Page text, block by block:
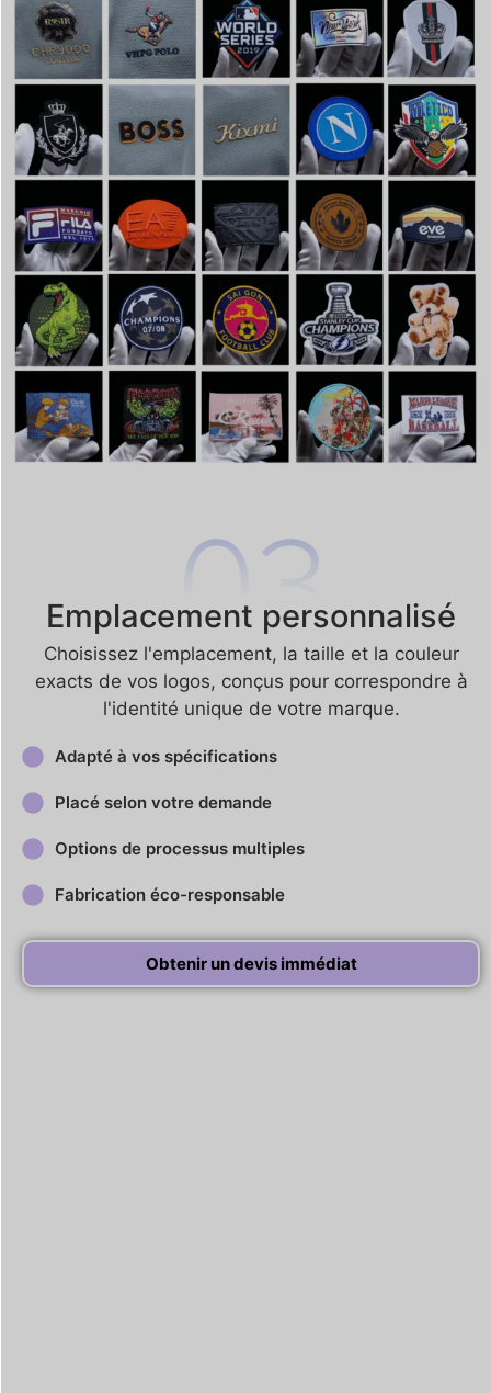
Emplacement personnalisé
Choisissez l'emplacement, la taille et la couleur
exacts de vos logos, conçus pour correspondre à
l'identité unique de votre marque.
Adapté à vos spécifications
Placé selon votre demande
Options de processus multiples
Fabrication éco-responsable
Obtenir un devis immédiat